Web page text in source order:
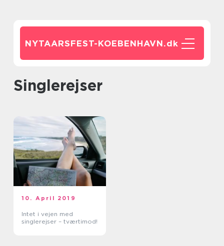
NYTAARSFEST-KOEBENHAVN.dk
singlerejser
10. April 2019
Intet i vejen med
singlerejser – tværtimod!